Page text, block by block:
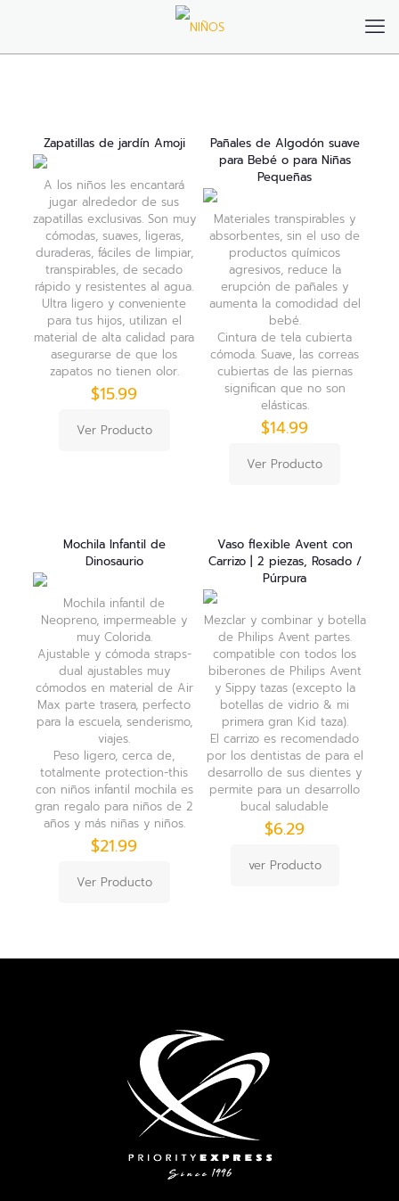
Zapatillas de jardín Amoji
A los niños les encantará
jugar alrededor de sus
zapatillas exclusivas. Son muy
cómodas, suaves, ligeras,
duraderas, fáciles de limpiar,
transpirables, de secado
rápido y resistentes al agua.
Ultra ligero y conveniente
para tus hijos, utilizan el
material de alta calidad para
asegurarse de que los
zapatos no tienen olor.
$15.99
Ver Producto
Pañales de Algodón suave
para Bebé o para Niñas
Pequeñas
Materiales transpirables y
absorbentes, sin el uso de
productos químicos
agresivos, reduce la
erupción de pañales y
aumenta la comodidad del
bebé.
Cintura de tela cubierta
cómoda. Suave, las correas
cubiertas de las piernas
significan que no son
elásticas.
$14.99
Ver Producto
Mochila Infantil de
Dinosaurio
Mochila infantil de
Neopreno, impermeable y
muy Colorida.
Ajustable y cómoda straps-
dual ajustables muy
cómodos en material de Air
Max parte trasera, perfecto
para la escuela, senderismo,
viajes.
Peso ligero, cerca de,
totalmente protection-this
con niños infantil mochila es
gran regalo para niños de 2
años y más niñas y niños.
$21.99
Ver Producto
Vaso flexible Avent con
Carrizo | 2 piezas, Rosado /
Púrpura
Mezclar y combinar y botella
de Philips Avent partes.
compatible con todos los
biberones de Philips Avent
y Sippy tazas (excepto la
botellas de vidrio & mi
primera gran Kid taza).
El carrizo es recomendado
por los dentistas de para el
desarrollo de sus dientes y
permite para un desarrollo
bucal saludable
$6.29
ver Producto